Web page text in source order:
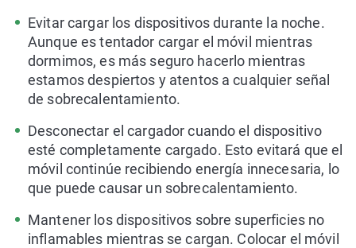
Evitar cargar los dispositivos durante la noche.
Aunque es tentador cargar el móvil mientras
dormimos, es más seguro hacerlo mientras
estamos despiertos y atentos a cualquier señal
de sobrecalentamiento.
Desconectar el cargador cuando el dispositivo
esté completamente cargado. Esto evitará que el
móvil continúe recibiendo energía innecesaria, lo
que puede causar un sobrecalentamiento.
Mantener los dispositivos sobre superficies no
inflamables mientras se cargan. Colocar el móvil